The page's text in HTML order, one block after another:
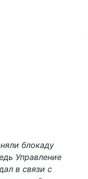
блокаду
Управление
в связи с